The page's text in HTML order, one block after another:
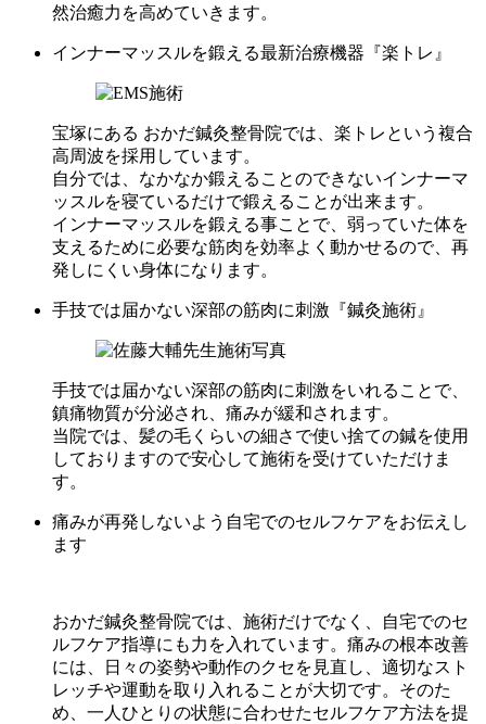
然治癒力を高めていきます。
インナーマッスルを鍛える最新治療機器『楽トレ』
宝塚にある おかだ鍼灸整骨院では、楽トレという複合
高周波を採用しています。
自分では、なかなか鍛えることのできないインナーマ
ッスルを寝ているだけで鍛えることが出来ます。
インナーマッスルを鍛える事ことで、弱っていた体を
支えるために必要な筋肉を効率よく動かせるので、再
発しにくい身体になります。
手技では届かない深部の筋肉に刺激『鍼灸施術』
手技では届かない深部の筋肉に刺激をいれることで、
鎮痛物質が分泌され、痛みが緩和されます。
当院では、髪の毛くらいの細さで使い捨ての鍼を使用
しておりますので安心して施術を受けていただけま
す。
痛みが再発しないよう自宅でのセルフケアをお伝えし
ます
おかだ鍼灸整骨院では、施術だけでなく、自宅でのセ
ルフケア指導にも力を入れています。痛みの根本改善
には、日々の姿勢や動作のクセを見直し、適切なスト
レッチや運動を取り入れることが大切です。そのた
め、一人ひとりの状態に合わせたセルフケア方法を提